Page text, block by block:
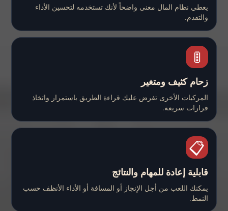
يعطي نظام المال معنى واضحاً لأنك تستخدمه لتحسين الأداء
والتقدم.
🚦
زحام كثيف ومتغير
المركبات الأخرى تفرض عليك قراءة الطريق باستمرار واتخاذ
قرارات سريعة.
📋
قابلية إعادة للمهام والنتائج
يمكنك اللعب من أجل الإنجاز أو المسافة أو الأداء الأنظف حسب
النمط.